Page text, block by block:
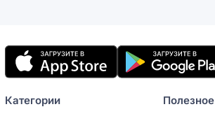
Мобильное
приложение
Категории Полезное